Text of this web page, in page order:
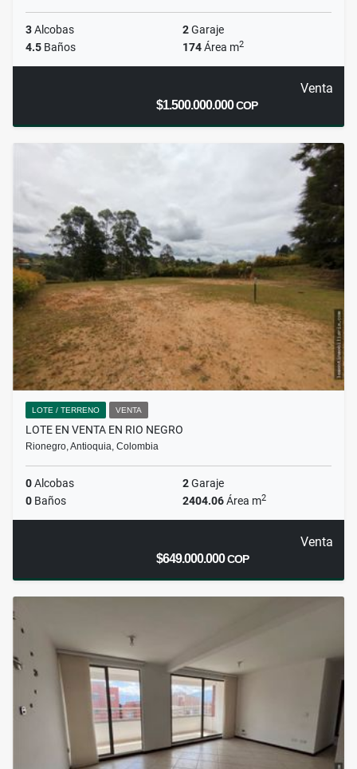
3Alcobas 2Garaje
4.5 Baños 174Área m2
Venta
$1.500.000.000COP
LOTE / TERRENO VENTA
LOTE EN VENTA EN RIO NEGRO
Rionegro, Antioquia, Colombia
0Alcobas 2Garaje
0 Baños 2404.06Área m2
Venta
$649.000.000COP